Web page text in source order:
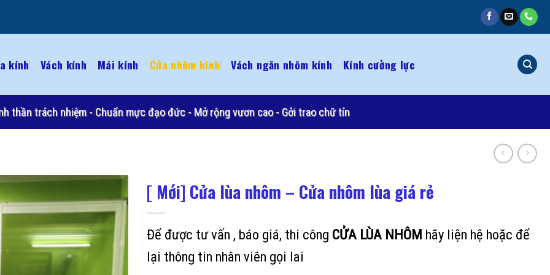
kính Vách kính Mái kính Cửa nhôm kính Vách ngăn nhôm kính Kính cường lực
thần trách nhiệm - Chuẩn mực đạo đức - Mở rộng vươn cao - Gởi trao chữ tín
[ Mới] Cửa lùa nhôm – Cửa nhôm lùa giá rẻ
Để được tư vấn , báo giá, thi công CỬA LÙA NHÔM hãy liện hệ hoặc để
lại thông tin nhân viên gọi lai